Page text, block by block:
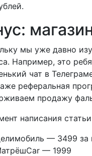
мы уже давно
Например, это
чат в
реферальная
продажу
написания
— 3499 за
— 1999